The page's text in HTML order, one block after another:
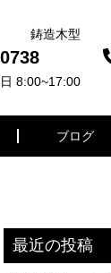
鋳造木型
8:00~17:00
ブログ
最近の投稿